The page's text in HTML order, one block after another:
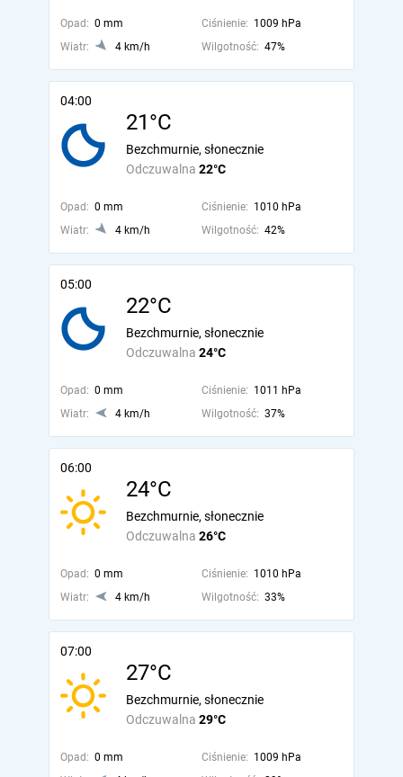
Opad: 0 mm Ciśnienie: 1009 hPa
Wiatr:
4 km/h Wilgotność: 47%
04:00
21°C
Odczuwalna 22°C
Bezchmurnie, słonecznie
Opad: 0 mm Ciśnienie: 1010 hPa
Wiatr:
4 km/h Wilgotność: 42%
05:00
22°C
Odczuwalna 24°C
Bezchmurnie, słonecznie
Opad: 0 mm Ciśnienie: 1011 hPa
Wiatr:
4 km/h Wilgotność: 37%
06:00
24°C
Odczuwalna 26°C
Bezchmurnie, słonecznie
Opad: 0 mm Ciśnienie: 1010 hPa
Wiatr:
4 km/h Wilgotność: 33%
07:00
27°C
Odczuwalna 29°C
Bezchmurnie, słonecznie
Opad: 0 mm Ciśnienie: 1009 hPa